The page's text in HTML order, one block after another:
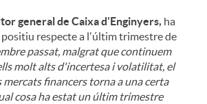
general de Caixa d'Enginyers, ha
respecte a l'últim trimestre de
passat, malgrat que continuem
molt alts d'incertesa i volatilitat, el
financers torna a una certa
cosa ha estat un últim trimestre